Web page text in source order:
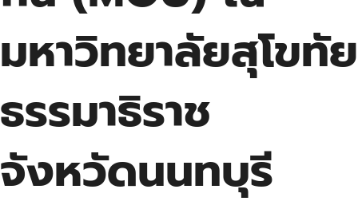
มหาวิทยาลัยสุโขทัย
ธรรมาธิราช
จังหวัดนนทบุรี